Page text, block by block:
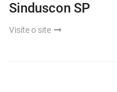
Sinduscon SP
Visite o site